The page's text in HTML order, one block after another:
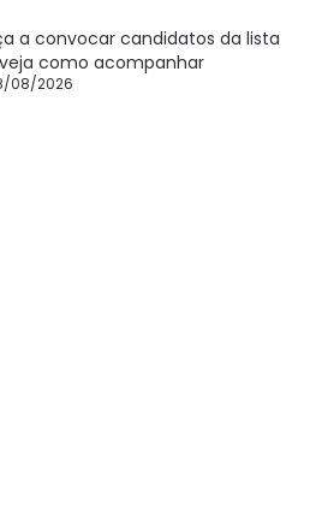
a convocar candidatos da lista
como acompanhar
08/2026